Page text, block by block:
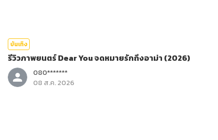
บันเทิง
รีวิวภาพยนตร์ Dear You จดหมายรักถึงอาม่า (2026)
080*******
08 ส.ค. 2026